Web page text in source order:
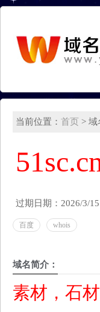
当前位置： 首页 > 域
过期日期：2026/3/
百度 whois
域名简介：
素材，石